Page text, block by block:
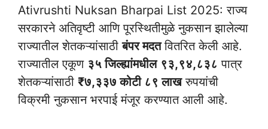
Ativrushti Nuksan Bharpai List 2025: राज्य
सरकारने अतिवृष्टी आणि पूरस्थितीमुळे नुकसान झालेल्या
राज्यातील शेतकऱ्यांसाठीबंपर मदतवितरित केली आहे.
राज्यातील एकूण ३५ जिल्ह्यांमधील ९३,९४,८३८ पात्र
शेतकऱ्यांसाठी ₹७,३३७ कोटी ८९ लाखरुपयांची
विक्रमी नुकसान भरपाई मंजूर करण्यात आली आहे.